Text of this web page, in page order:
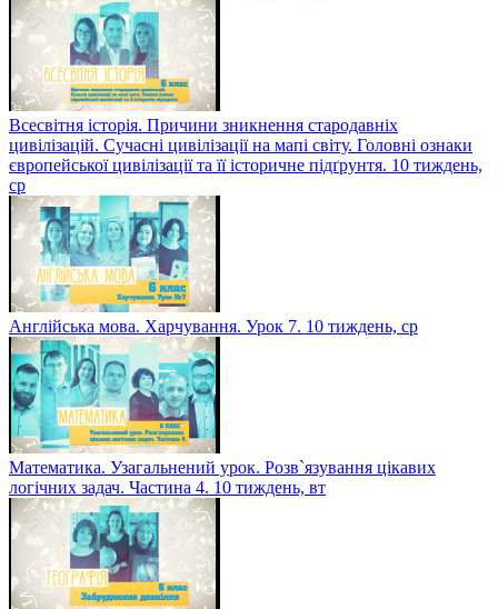
Всесвітня історія. Причини зникнення стародавніх
цивілізацій. Сучасні цивілізації на мапі світу. Головні ознаки
європейської цивілізації та її історичне підґрунтя. 10 тиждень,
ср
Англійська мова. Харчування. Урок 7. 10 тиждень, ср
Математика. Узагальнений урок. Розв`язування цікавих
логічних задач. Частина 4. 10 тиждень, вт